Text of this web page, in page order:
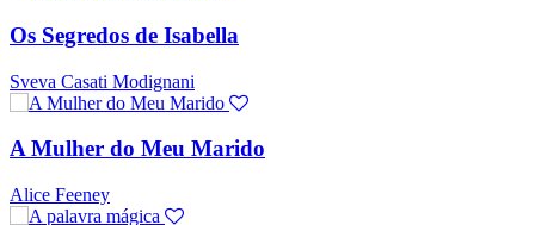
Os Segredos de Isabella
Sveva Casati Modignani
A Mulher do Meu Marido
Alice Feeney